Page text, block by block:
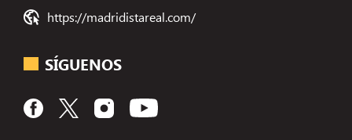
https://madridistareal.com/
SÍGUENOS